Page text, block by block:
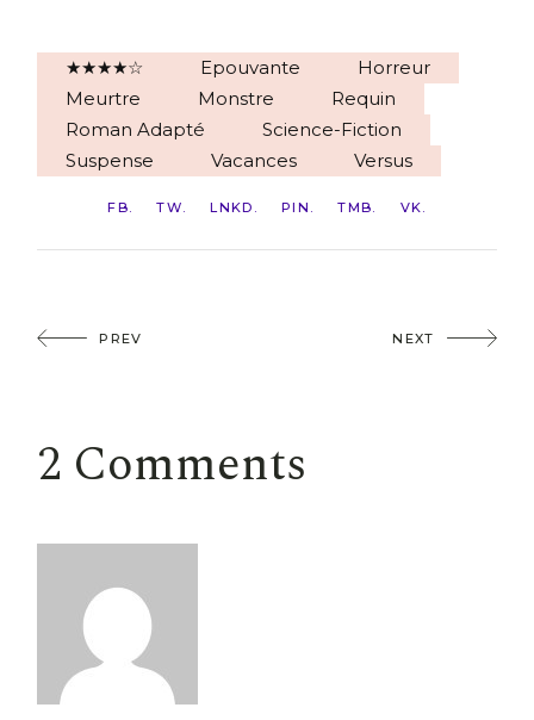
★★★★☆ Epouvante
Horreur
Meurtre
Monstre
Requin
Roman Adapté
Science-Fiction
Suspense
Vacances Versus
FB TW LNKD PIN TMB VK
PREV NEXT
2 Comments